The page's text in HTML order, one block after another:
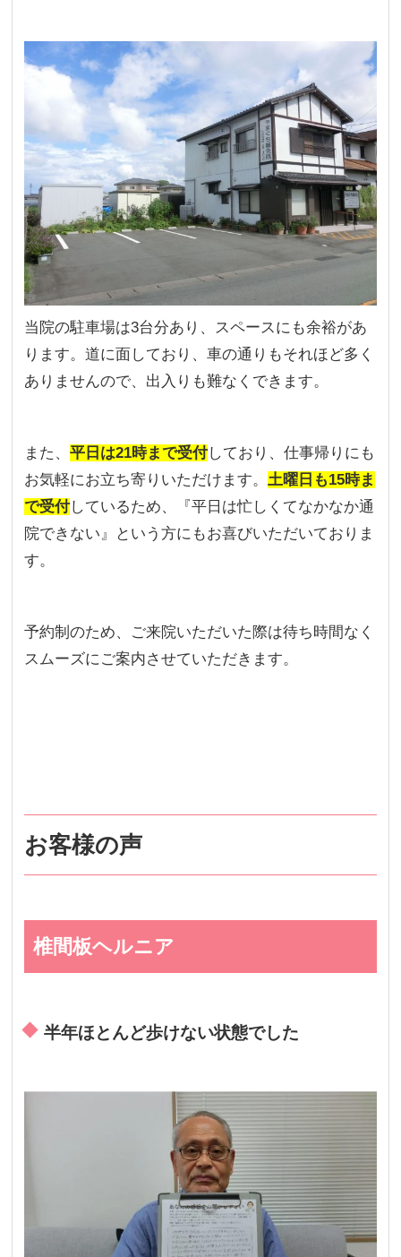
当院の駐車場は3台分あり、スペースにも余裕があ
ります。道に面しており、車の通りもそれほど多く
ありませんので、出入りも難なくできます。
また、平日は21時まで受付しており、仕事帰りにも
お気軽にお立ち寄りいただけます。土曜日も15時ま
で受付しているため、『平日は忙しくてなかなか通
院できない』という方にもお喜びいただいておりま
す。
予約制のため、ご来院いただいた際は待ち時間なく
スムーズにご案内させていただきます。
お客様の声
椎間板ヘルニア
半年ほとんど歩けない状態でした